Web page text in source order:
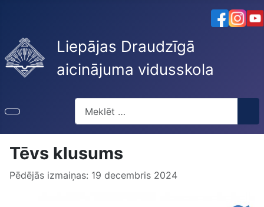
Liepājas Draudzīgā
aicinājuma vidusskola
Tēvs klusums
Pēdējās izmaiņas: 19 decembris 2024